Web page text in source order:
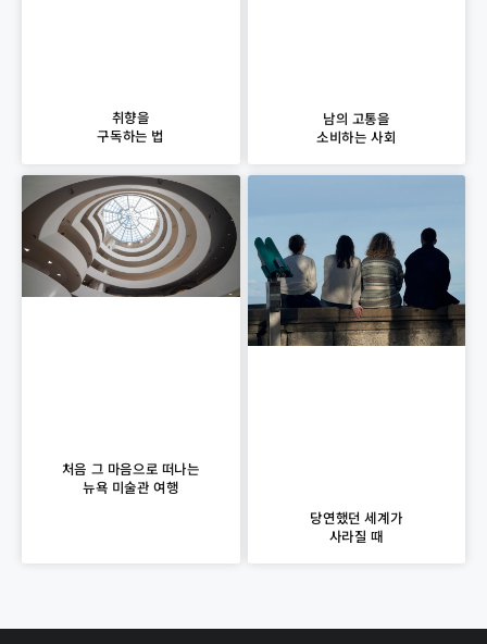
취향을
구독하는 법
남의 고통을
소비하는 사회
처음 그 마음으로 떠나는
뉴욕 미술관 여행
당연했던 세계가
사라질 때